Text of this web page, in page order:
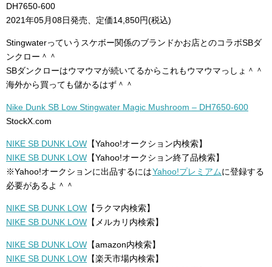
DH7650-600
2021年05月08日発売、定価14,850円(税込)
Stingwaterっていうスケボー関係のブランドかお店とのコラボSBダ
ンクロー＾＾
SBダンクローはウマウマが続いてるからこれもウマウマっしょ＾＾
海外から買っても儲かるはず＾＾
Nike Dunk SB Low Stingwater Magic Mushroom – DH7650-600
StockX.com
NIKE SB DUNK LOW 【Yahoo!オークション内検索】
NIKE SB DUNK LOW 【Yahoo!オークション終了品検索】
※Yahoo!オークションに出品するにはYahoo!プレミアムに登録する
必要があるよ＾＾
NIKE SB DUNK LOW 【ラクマ内検索】
NIKE SB DUNK LOW 【メルカリ内検索】
NIKE SB DUNK LOW 【amazon内検索】
NIKE SB DUNK LOW 【楽天市場内検索】